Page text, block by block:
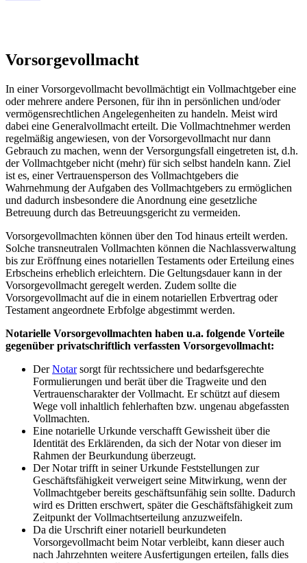
Vorsorgevollmacht
In einer Vorsorgevollmacht bevollmächtigt ein Vollmachtgeber eine
oder mehrere andere Personen, für ihn in persönlichen und/oder
vermögensrechtlichen Angelegenheiten zu handeln. Meist wird
dabei eine Generalvollmacht erteilt. Die Vollmachtnehmer werden
regelmäßig angewiesen, von der Vorsorgevollmacht nur dann
Gebrauch zu machen, wenn der Versorgungsfall eingetreten ist, d.h.
der Vollmachtgeber nicht (mehr) für sich selbst handeln kann. Ziel
ist es, einer Vertrauensperson des Vollmachtgebers die
Wahrnehmung der Aufgaben des Vollmachtgebers zu ermöglichen
und dadurch insbesondere die Anordnung eine gesetzliche
Betreuung durch das Betreuungsgericht zu vermeiden.
Vorsorgevollmachten können über den Tod hinaus erteilt werden.
Solche transneutralen Vollmachten können die Nachlassverwaltung
bis zur Eröffnung eines notariellen Testaments oder Erteilung eines
Erbscheins erheblich erleichtern. Die Geltungsdauer kann in der
Vorsorgevollmacht geregelt werden. Zudem sollte die
Vorsorgevollmacht auf die in einem notariellen Erbvertrag oder
Testament angeordnete Erbfolge abgestimmt werden.
Notarielle Vorsorgevollmachten haben u.a. folgende Vorteile
gegenüber privatschriftlich verfassten Vorsorgevollmacht:
DerNotarsorgt für rechtssichere und bedarfsgerechte
Formulierungen und berät über die Tragweite und den
Vertrauenscharakter der Vollmacht. Er schützt auf diesem
Wege voll inhaltlich fehlerhaften bzw. ungenau abgefassten
Vollmachten.
Eine notarielle Urkunde verschafft Gewissheit über die
Identität des Erklärenden, da sich der Notar von dieser im
Rahmen der Beurkundung überzeugt.
Der Notar trifft in seiner Urkunde Feststellungen zur
Geschäftsfähigkeit verweigert seine Mitwirkung, wenn der
Vollmachtgeber bereits geschäftsunfähig sein sollte. Dadurch
wird es Dritten erschwert, später die Geschäftsfähigkeit zum
Zeitpunkt der Vollmachtserteilung anzuzweifeln.
Da die Urschrift einer notariell beurkundeten
Vorsorgevollmacht beim Notar verbleibt, kann dieser auch
nach Jahrzehnten weitere Ausfertigungen erteilen, falls dies